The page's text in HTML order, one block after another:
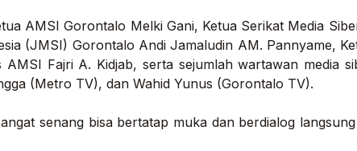
AMSI Gorontalo Melki Gani, Ketua Serikat Media
(JMSI) Gorontalo Andi Jamaludin AM. Pannyame,
AMSI Fajri A. Kidjab, serta sejumlah wartawan media
(Metro TV), dan Wahid Yunus (Gorontalo TV).
senang bisa bertatap muka dan berdialog